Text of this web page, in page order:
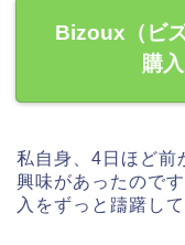
Bizoux（ビ
購
私自身、4日ほど前
興味があったので
入をずっと躊躇し